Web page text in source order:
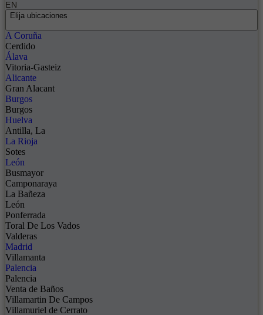
EN
Elija ubicaciones
A Coruña
Cerdido
Álava
Vitoria-Gasteiz
Alicante
Gran Alacant
Burgos
Burgos
Huelva
Antilla, La
La Rioja
Sotes
León
Busmayor
Camponaraya
La Bañeza
León
Ponferrada
Toral De Los Vados
Valderas
Madrid
Villamanta
Palencia
Palencia
Venta de Baños
Villamartin De Campos
Villamuriel de Cerrato